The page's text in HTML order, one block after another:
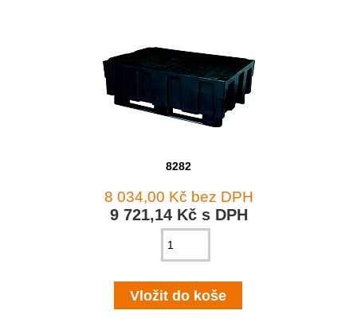
8282
8 034,00 Kč bez DPH
9 721,14 Kč s DPH